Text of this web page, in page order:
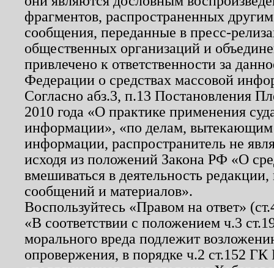
фрагментов, распространенных
сообщения, переданные в пресс-
общественных организаций и
привлечено к ответственности за
Федерации о средствах массовой
Согласно абз.3, п.13 Постановления
2010 года «О практике применения
информации», «по делам, вытекающим
информации, распространитель не
исходя из положений Закона РФ «О
вмешиваться в деятельность
сообщений и материалов».
Воспользуйтесь «Правом на ответ»
«В соответствии с положением ч.3
морального вреда подлежит
опровержения, в порядке ч.2 ст.152